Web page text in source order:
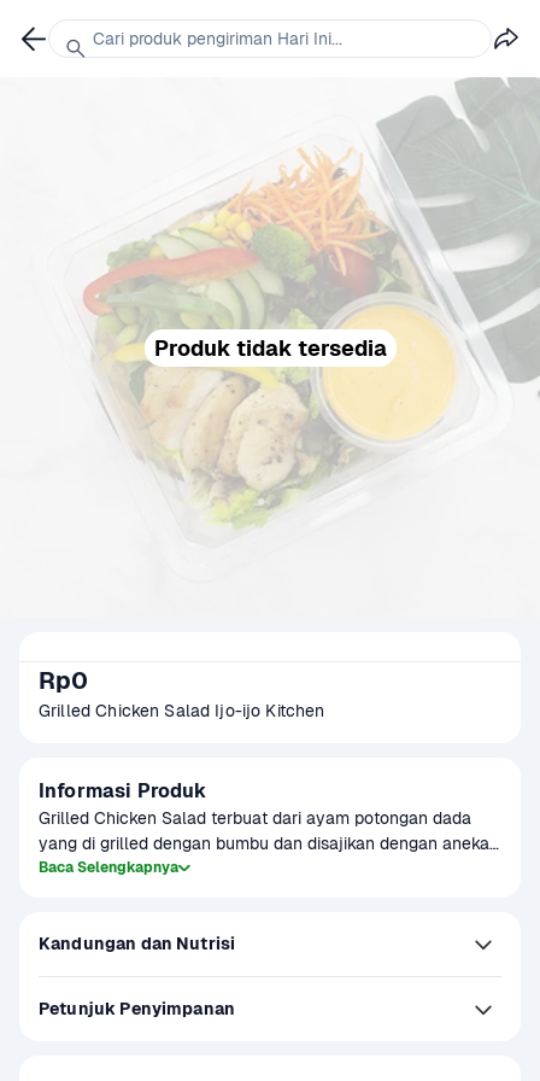
Produk tidak tersedia
Rp0
Grilled Chicken Salad Ijo-ijo Kitchen
Informasi Produk
Grilled Chicken Salad terbuat dari ayam potongan dada
yang di grilled dengan bumbu dan disajikan dengan aneka
sayuran dan saus mayo pedas.
Baca Selengkapnya
Kandungan dan Nutrisi
Petunjuk Penyimpanan
Cari produk pengiriman Hari Ini...